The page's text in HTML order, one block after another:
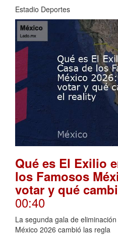
Estadio Deportes
Qué es El Exilio
los Famosos
votar y qué
00:40
La segunda gala de
México 2026 cambió las regla